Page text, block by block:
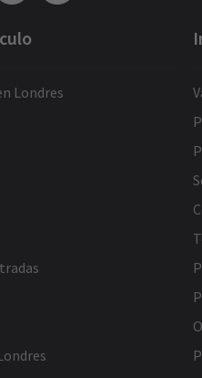
Londres